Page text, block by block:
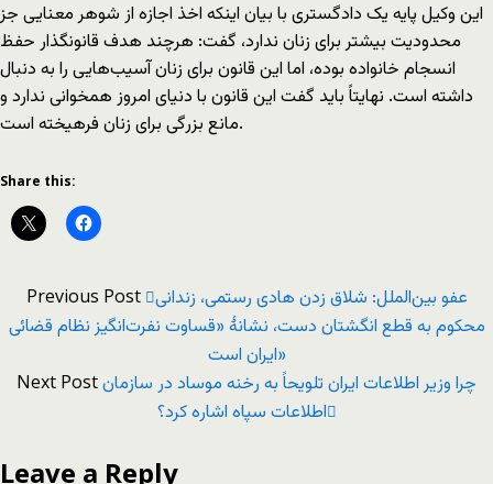
این وکیل پایه یک دادگستری با بیان اینکه اخذ اجازه از شوهر معنایی جز
محدودیت بیشتر برای زنان ندارد، گفت: هرچند هدف قانونگذار حفظ
انسجام خانواده بوده، اما این قانون برای زنان آسیب‌هایی را به دنبال
داشته است. نهایتاً باید گفت این قانون با دنیای امروز همخوانی ندارد و
مانع بزرگی برای زنان فرهیخته است.
Share this:
Previous Post عفو بین‌الملل: شلاق زدن هادی رستمی، زندانی
محکوم به قطع انگشتان دست، نشانۀ «قساوت نفرت‌انگیز نظام قضائی
ایران است»
Next Postچرا وزیر اطلاعات ایران تلویحاً به رخنه موساد در سازمان
اطلاعات سپاه اشاره کرد؟
Leave a Reply